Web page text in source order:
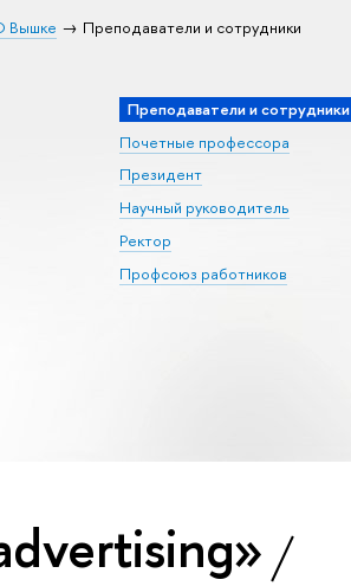
Вышке Преподаватели и сотрудники
Преподаватели и сотрудники
Почетные профессора
Президент
Научный руководитель
Ректор
Профсоюз работников